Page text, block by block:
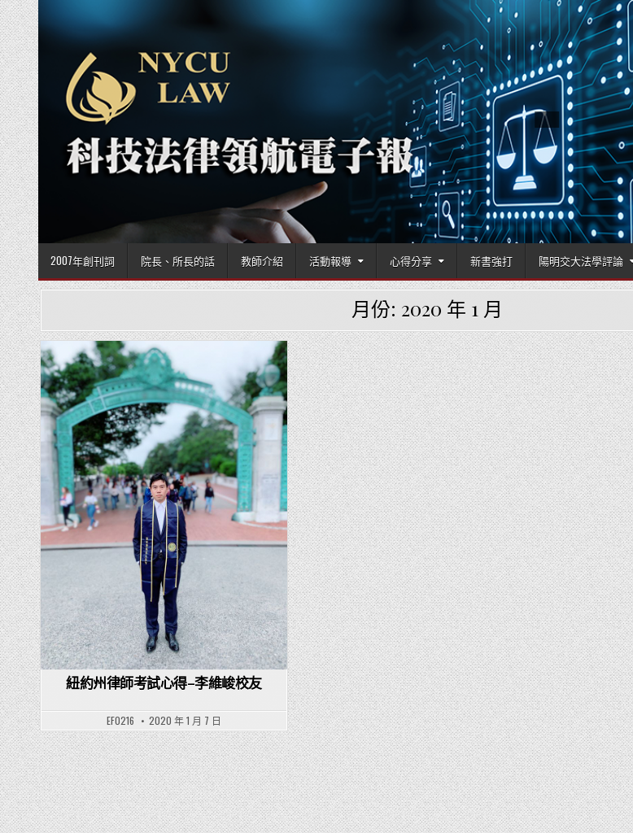
Skip to content
國立陽明交通大學
2007年創刊詞 院長、所長的話 教師介紹 活動報導 心得分享 新書強打 陽明交大法學評論
月份: 2020 年 1 月
Posted in
紐約州律師考試心得–李維峻校友
EF0216 2020 年 1 月 7 日